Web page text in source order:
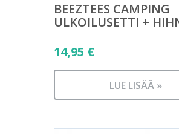
BEEZTEES CAMPING
ULKOILUSETTI +
14,95 €
LUE LISÄÄ »